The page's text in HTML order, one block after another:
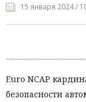
15 января 2024 /
Euro NCAP
безопасности